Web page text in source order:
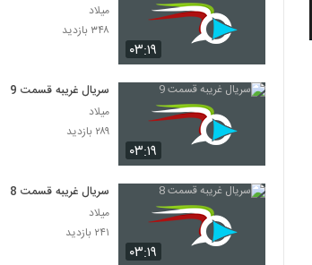
۰۳:۱۹
میلاد
۳۴۸ بازدید
۰۳:۱۹
سریال غریبه قسمت 9
میلاد
۲۸۹ بازدید
۰۳:۱۹
سریال غریبه قسمت 8
میلاد
۲۴۱ بازدید